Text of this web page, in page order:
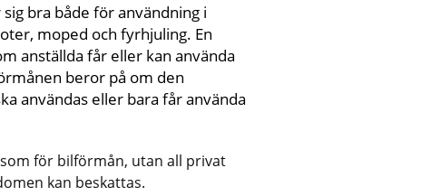
bra både för användning i
moped och fyrhjuling. En
anställda får eller kan använda
beror på om den
användas eller bara får använda
för bilförmån, utan all privat
kan beskattas.